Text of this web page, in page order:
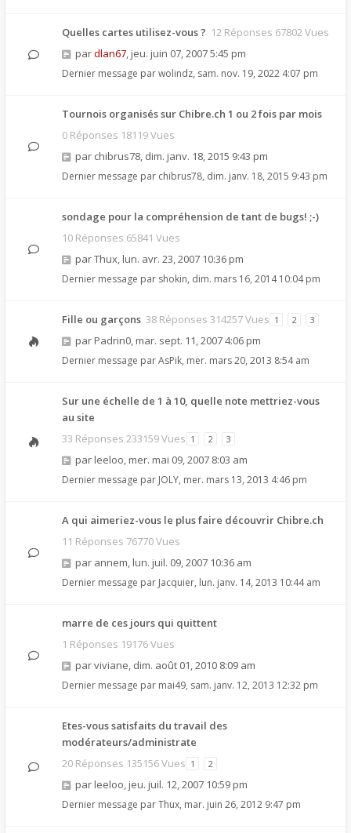
Quelles cartes utilisez-vous ? 12 Réponses 67802 Vues
pardlan67, jeu. juin 07, 2007 5:45 pm
Dernier message parwolindz, sam. nov. 19, 2022 4:07 pm
Tournois organisés sur Chibre.ch 1 ou 2 fois par mois
0 Réponses 18119 Vues
par chibrus78, dim. janv. 18, 2015 9:43 pm
Dernier message par chibrus78, dim. janv. 18, 2015 9:43 pm
sondage pour la compréhension de tant de bugs! ;-)
10 Réponses 65841 Vues
parThux, lun. avr. 23, 2007 10:36 pm
Dernier message par shokin, dim. mars 16, 2014 10:04 pm
Fille ou garçons 38 Réponses 314257 Vues 1 2 3
par Padrin0, mar. sept. 11, 2007 4:06 pm
Dernier message parAsPik, mer. mars 20, 2013 8:54 am
Sur une échelle de 1 à 10, quelle note mettriez-vous
au site
33 Réponses 233159 Vues 1 2 3
par leeloo, mer. mai 09, 2007 8:03 am
Dernier message par JOLY, mer. mars 13, 2013 4:46 pm
A qui aimeriez-vous le plus faire découvrir Chibre.ch
11 Réponses 76770 Vues
par annem, lun. juil. 09, 2007 10:36 am
Dernier message par Jacquier, lun. janv. 14, 2013 10:44 am
marre de ces jours qui quittent
1 Réponses 19176 Vues
parviviane, dim. août 01, 2010 8:09 am
Dernier message par mai49, sam. janv. 12, 2013 12:32 pm
Etes-vous satisfaits du travail des
modérateurs/administrate
20 Réponses 135156 Vues 1 2
par leeloo, jeu. juil. 12, 2007 10:59 pm
Dernier message parThux, mar. juin 26, 2012 9:47 pm